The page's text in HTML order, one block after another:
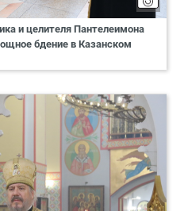
и целителя Пантелеимона
бдение в Казанском